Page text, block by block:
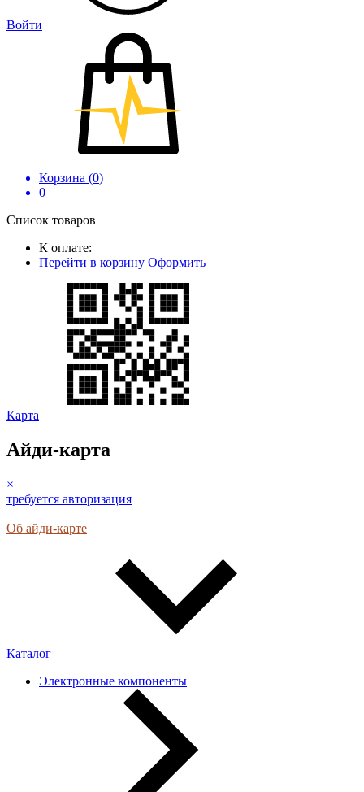
Войти
Корзина (0)
0
Список товаров
К оплате:
Перейти в корзину Оформить
Карта
Айди-карта
×
требуется авторизация
Об айди-карте
Каталог
Электронные компоненты